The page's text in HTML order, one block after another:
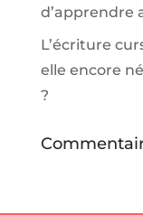
d’apprendre
L’écriture
elle encore
?